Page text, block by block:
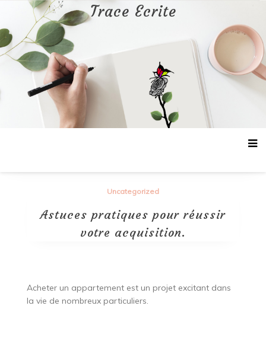
contenu
Trace Ecrite
Uncategorized
Astuces pratiques pour réussir
votre acquisition.
Acheter un appartement est un projet excitant dans
la vie de nombreux particuliers.